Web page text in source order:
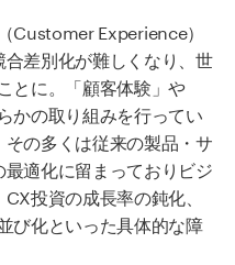
（CustomerExperience）
合差別化が難しくなり、世
とに 「顧客体験 」や
かの取り組みを行ってい
その多くは従来の製品・サ
最適化に留まっておりビジ
投資の成長率の鈍化、
び化といった具体的な障